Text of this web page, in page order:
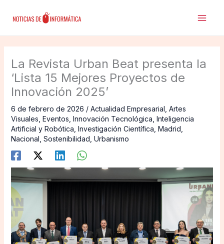
La Revista Urban Beat presenta la
‘Lista 15 Mejores Proyectos de
Innovación 2025’
6 de febrero de 2026 / Actualidad Empresarial Artes
Visuales Eventos Innovación Tecnológica Inteligencia
Artificial y Robótica Investigación Científica Madrid
Nacional Sostenibilidad Urbanismo